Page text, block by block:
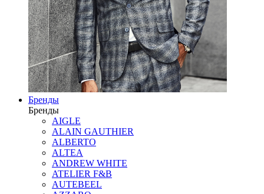
Бренды
Бренды
AIGLE
ALAIN GAUTHIER
ALBERTO
ALTEA
ANDREW WHITE
ATELIER F&B
AUTEBEEL